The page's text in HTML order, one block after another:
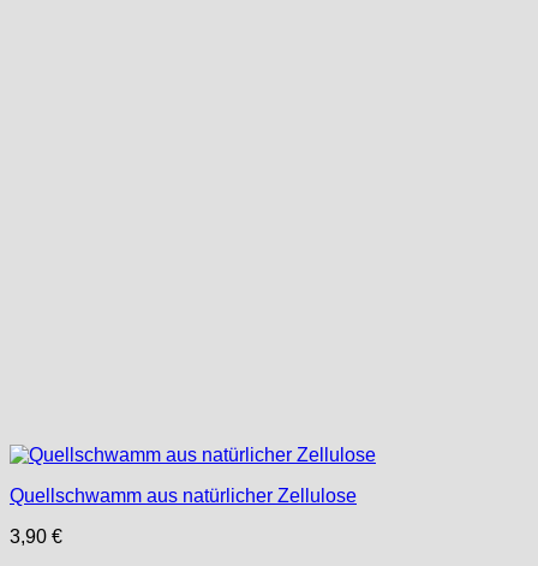
Quellschwamm aus natürlicher Zellulose
3,90 €